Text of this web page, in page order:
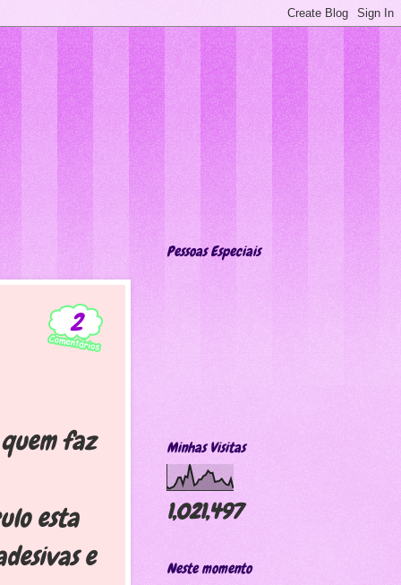
2
faz
esta
e
Pessoas Especiais
Minhas Visitas
1,021,497
Neste momento